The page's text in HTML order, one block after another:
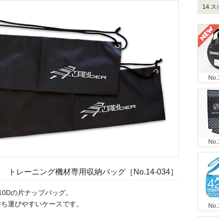
トレーニング機材専用収納バッグ［No.14-034］
の片ナップバッグ。
運びやすいケースです。
14.ス